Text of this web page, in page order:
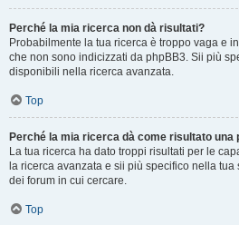
Perché la mia ricerca non dà risultati?
Probabilmente la tua ricerca è troppo vaga e
che non sono indicizzati da phpBB3. Sii più
disponibili nella ricerca avanzata.
Top
Perché la mia ricerca dà come risultato una
La tua ricerca ha dato troppi risultati per le
la ricerca avanzata e sii più specifico nella
dei forum in cui cercare.
Top